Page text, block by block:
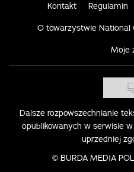
Kontakt Regulamin
O towarzystwie National
Moje
Dalsze rozpowszechnianie
opublikowanych w serwisie
uprzedniej
© BURDA MEDIA